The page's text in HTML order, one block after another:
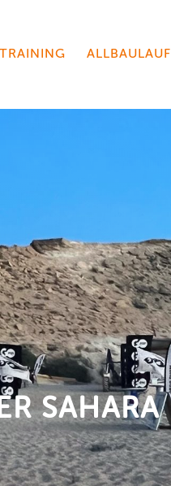
TRAINING ALLBAULAUF
SAHARA